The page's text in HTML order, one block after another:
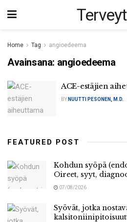
Home Tag angioedeema
Avainsana: angioedeema
ACE-estäjien
BY NUUTTI PESONEN, M.D.
FEATURED POST
Kohdun syöpä
Oireet, syyt,
07/08/2026
Syövät, jotka